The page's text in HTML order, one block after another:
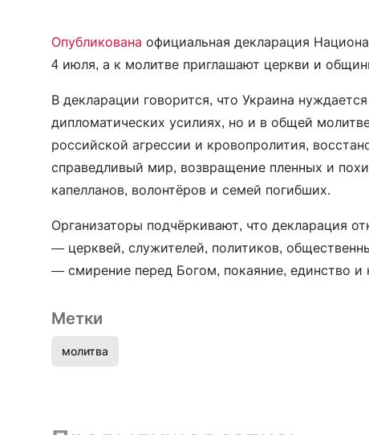
Опубликована официальная декларация
4 июля, а к молитве приглашают церкви и
В декларации говорится, что Украина
дипломатических усилиях, но и в общей
российской агрессии и кровопролития,
справедливый мир, возвращение пленных и
капелланов, волонтёров и семей погибших.
Организаторы подчёркивают, что декларация
— церквей, служителей, политиков,
— смирение перед Богом, покаяние, единство и
Метки
молитва
Предыдущая запись и следующая запись